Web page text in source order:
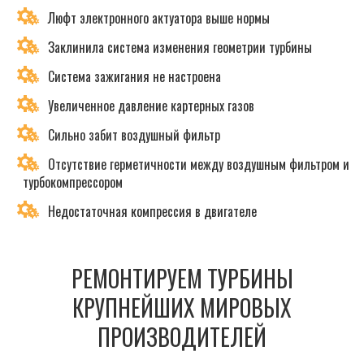
Люфт электронного актуатора выше нормы
Заклинила система изменения геометрии турбины
Система зажигания не настроена
Увеличенное давление картерных газов
Сильно забит воздушный фильтр
Отсутствие герметичности между воздушным фильтром и
турбокомпрессором
Недостаточная компрессия в двигателе
РЕМОНТИРУЕМ ТУРБИНЫ
КРУПНЕЙШИХ МИРОВЫХ
ПРОИЗВОДИТЕЛЕЙ